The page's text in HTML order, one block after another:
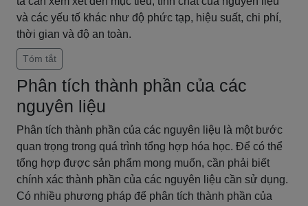
và các yếu tố khác như độ phức tạp, hiệu suất, chi phí,
thời gian và độ an toàn.
Tóm tắt
Phân tích thành phần của các
nguyên liệu
Phân tích thành phần của các nguyên liệu là một bước
quan trọng trong quá trình tổng hợp hóa học. Để có thể
tổng hợp được sản phẩm mong muốn, cần phải biết
chính xác thành phần của các nguyên liệu cần sử dụng.
Có nhiều phương pháp để phân tích thành phần của